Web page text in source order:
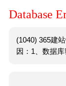
Database
(1040) 365建
因：1、数据